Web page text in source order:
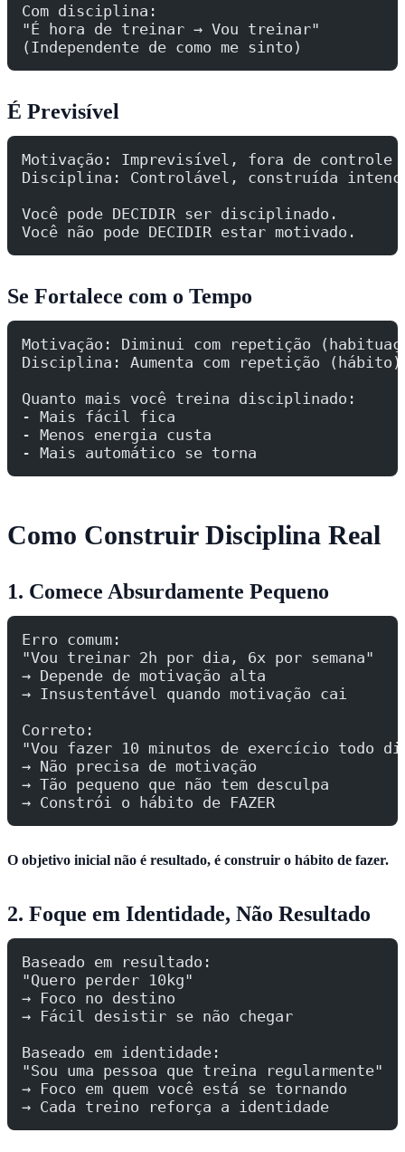
Com disciplina:
"É hora de treinar → Vou treinar"
(Independente de como me sinto)
É Previsível
Motivação: Imprevisível, fora de controle
Disciplina: Controlável, construída
Você pode DECIDIR ser disciplinado.
Você não pode DECIDIR estar motivado.
Se Fortalece com o Tempo
Motivação: Diminui com repetição
Disciplina: Aumenta com repetição (hábito)
Quanto mais você treina disciplinado:
- Mais fácil fica
- Menos energia custa
- Mais automático se torna
Como Construir Disciplina Real
1. Comece Absurdamente Pequeno
Erro comum:
"Vou treinar 2h por dia, 6x por semana"
→ Depende de motivação alta
→ Insustentável quando motivação cai
Correto:
"Vou fazer 10 minutos de exercício todo
→ Não precisa de motivação
→ Tão pequeno que não tem desculpa
→ Constrói o hábito de FAZER
O objetivo inicial não é resultado, é construir o hábito de fazer.
2. Foque em Identidade, Não Resultado
Baseado em resultado:
"Quero perder 10kg"
→ Foco no destino
→ Fácil desistir se não chegar
Baseado em identidade:
"Sou uma pessoa que treina regularmente"
→ Foco em quem você está se tornando
→ Cada treino reforça a identidade